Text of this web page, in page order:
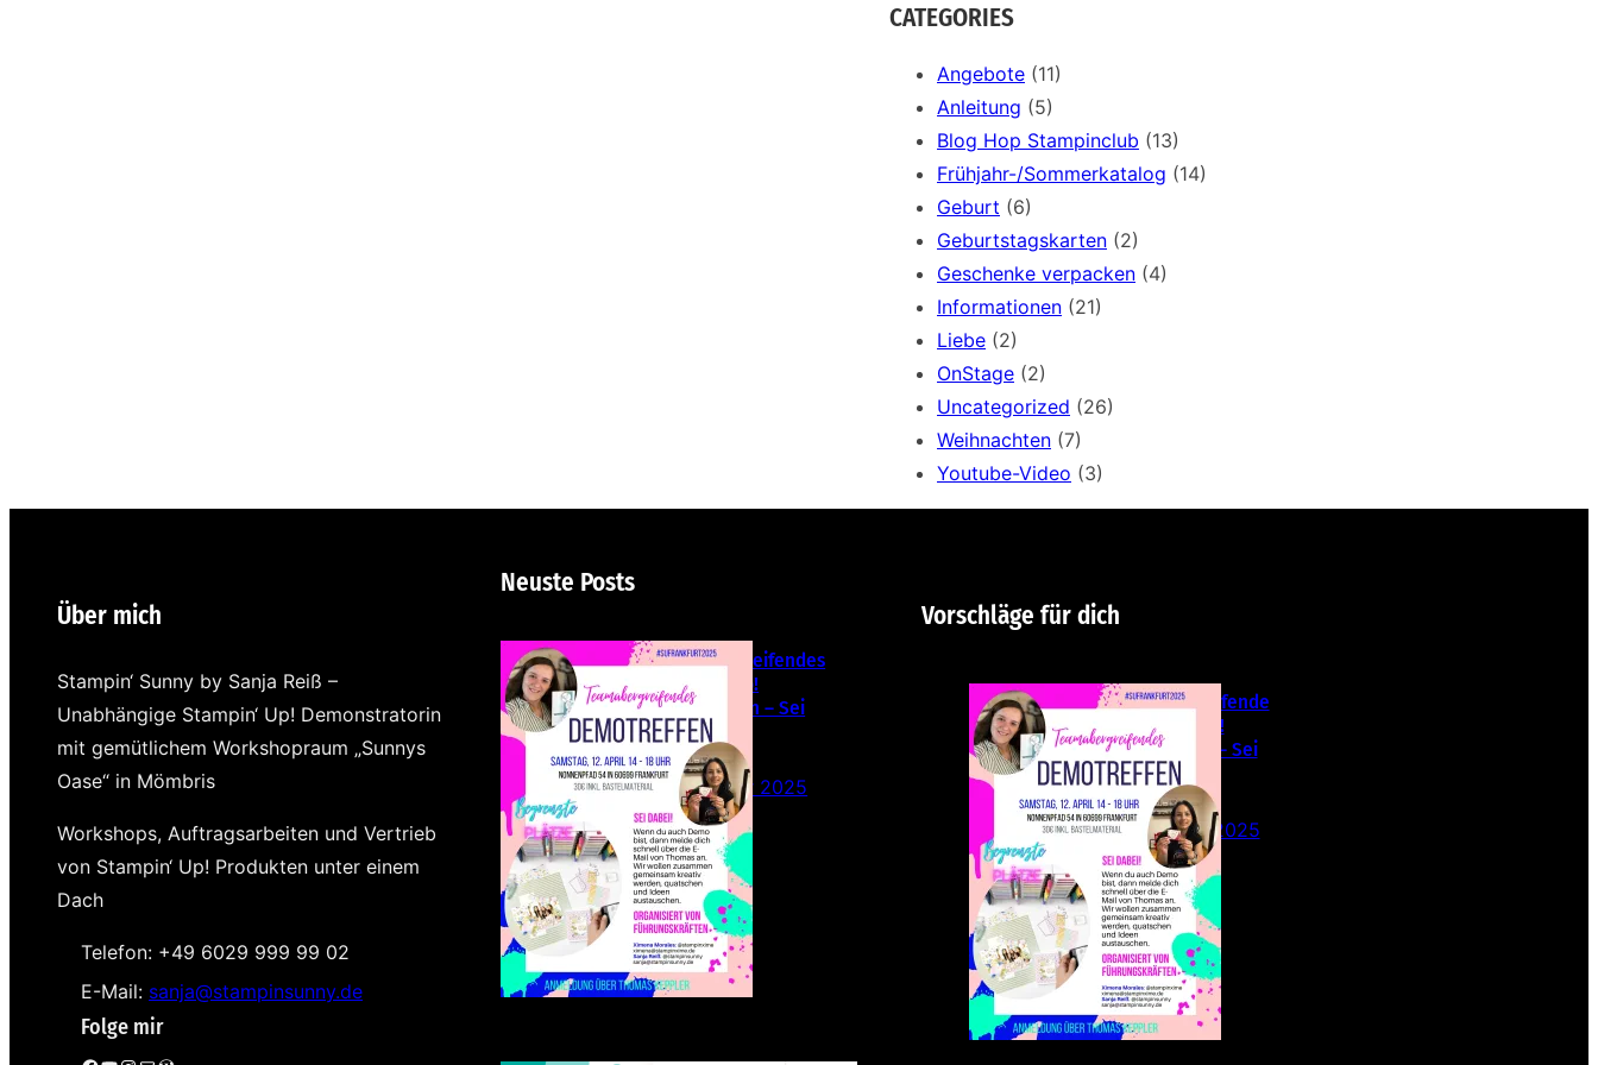
a
r
CATEGORIES
Angebote (11)
Anleitung (5)
Blog Hop Stampinclub (13)
Frühjahr-/Sommerkatalog (14)
Geburt (6)
Geburtstagskarten (2)
Geschenke verpacken (4)
Informationen (21)
Liebe (2)
OnStage (2)
Uncategorized (26)
Weihnachten (7)
Youtube-Video (3)
Über mich
Stampin‘ Sunny by Sanja Reiß –
Unabhängige Stampin‘ Up! Demonstratorin
mit gemütlichem Workshopraum „Sunnys
Oase“ in Mömbris
Workshops, Auftragsarbeiten und Vertrieb
von Stampin‘ Up! Produkten unter einem
Dach
Telefon: +49 6029 999 99 02
E-Mail: sanja@stampinsunny.de
Folge mir
Neuste Posts
Teamübergreifendes
Stampin‘ Up!
Demotreffen – Sei
dabei!
26. Februar 2025
Vorschläge für dich
Teamübergreifende
s Stampin‘ Up!
Demotreffen – Sei
dabei!
26. Februar 2025